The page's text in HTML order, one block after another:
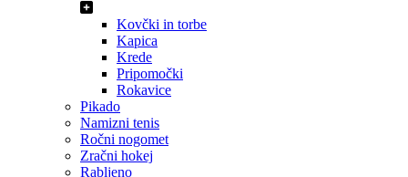
Kovčki in torbe
Kapica
Krede
Pripomočki
Rokavice
Pikado
Namizni tenis
Ročni nogomet
Zračni hokej
Rabljeno